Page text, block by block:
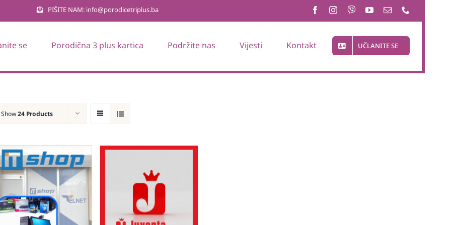
PIŠITE NAM: info@porodicetriplus.ba
se Porodična 3 plus kartica Podržite nas Vijesti Kontakt UČLANITE SE
Show24 Products